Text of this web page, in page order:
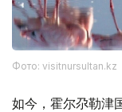
Фото: visitnursultan.kz
如今，霍尔尕勒津